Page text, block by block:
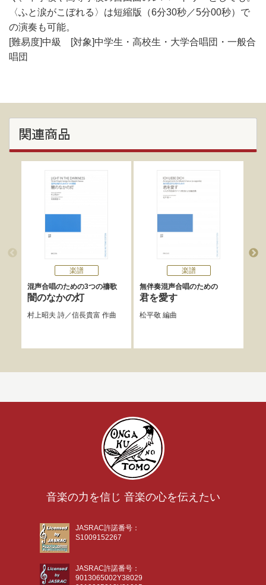
〈ふと涙がこぼれる〉は短縮版（6分30秒／5分00秒）で
の演奏も可能。
[難易度]中級 [対象]中学生・高校生・大学合唱団・一般合
唱団
関連商品
楽譜
混声合唱のための3つの禱歌
闇のなかの灯
村上昭夫 詩／信長貴富 作曲
楽譜
無伴奏混声合唱のための
君を愛す
松平敬編曲
音楽の力を信じ 音楽の心を伝えたい
JASRAC許諾番号：
S1009152267
JASRAC許諾番号：
9013065002Y38029